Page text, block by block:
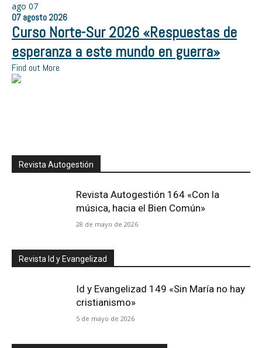
ago 07
07 agosto 2026
Curso Norte-Sur 2026 «Respuestas de
esperanza a este mundo en guerra»
Find out More
Revista Autogestión
Revista Autogestión 164 «Con la
música, hacia el Bien Común»
28 de mayo de 2026
Revista Id y Evangelizad
Id y Evangelizad 149 «Sin María no hay
cristianismo»
5 de mayo de 2026